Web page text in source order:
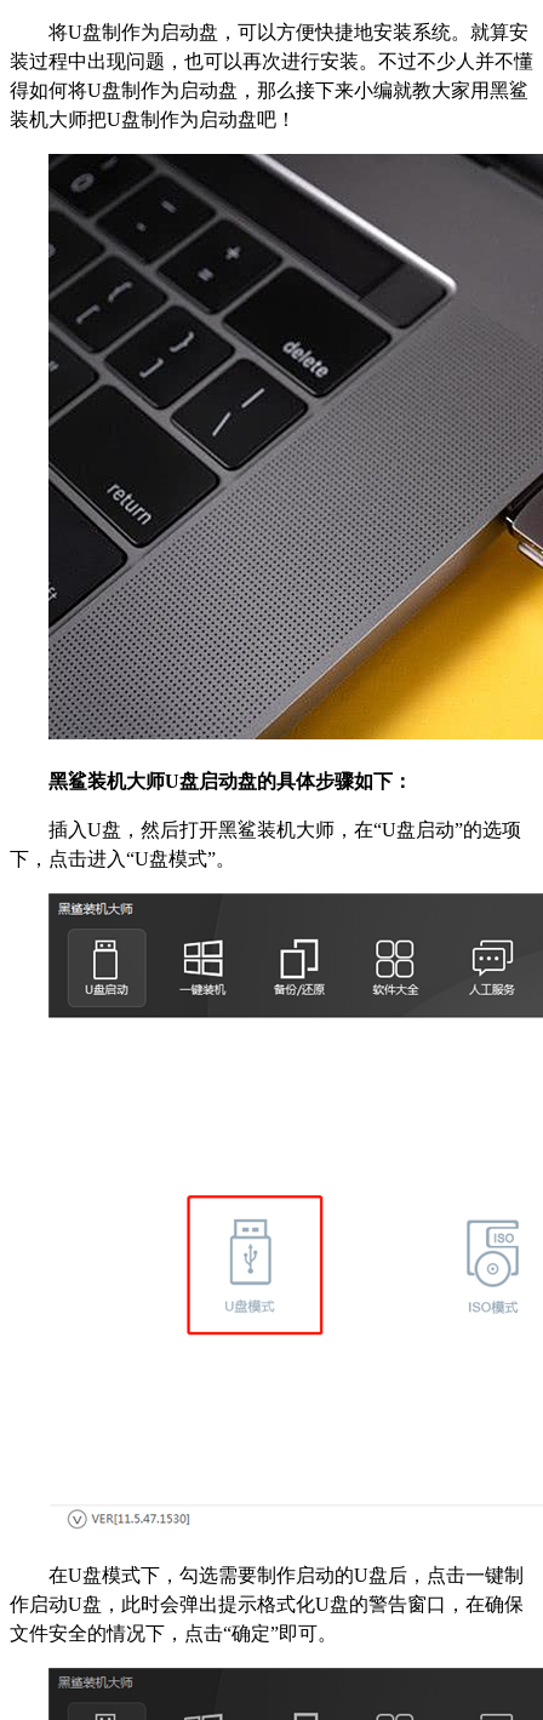
将U盘制作为启动盘，可以方便快捷地安装系统。就算安
装过程中出现问题，也可以再次进行安装。不过不少人并不懂
得如何将U盘制作为启动盘，那么接下来小编就教大家用黑鲨
装机大师把U盘制作为启动盘吧！
黑鲨装机大师U盘启动盘的具体步骤如下：
插入U盘，然后打开黑鲨装机大师，在“U盘启动”的选项
下，点击进入“U盘模式”。
在U盘模式下，勾选需要制作启动的U盘后，点击一键制
作启动U盘，此时会弹出提示格式化U盘的警告窗口，在确保
文件安全的情况下，点击“确定”即可。